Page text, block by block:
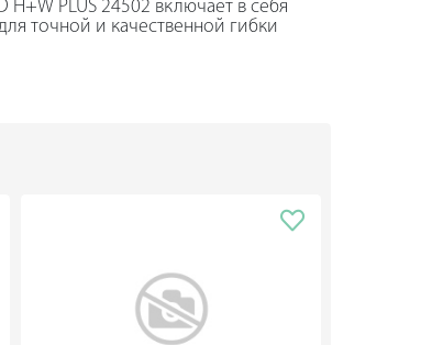
H+W PLUS 24502 включает в себя
точной и качественной гибки
иметь различные конфигурации,
до 180°. Универсальный